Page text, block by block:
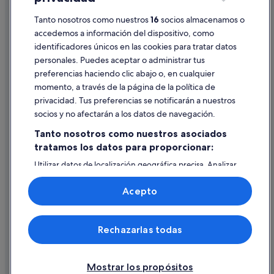
Hoteles de 3 estrellas en Dolores
Pensiones en Catral
Casas de campo en Dolores
Apartoteles en Almoradí
Alojamientos agroturísticos en Catral
Pensiones en Almoradí
Villas en Dolores
Complejos turísticos en Almoradí
Chalets en Dolores
Pautas sobre el contenido y cómo denunciar contenido
Ayuda
Cancelar un vuelo
Cancelar una reserva de hotel o de un alquiler vacacional
Utilizar un cupón de Expedia
Documentos para viajes internacionales
© 2026 Expedia, Inc., una empresa de Expedia Group. Todos los
derechos reservados. Expedia y el logotipo de Expedia son marcas
comerciales o marcas comerciales registradas de Expedia, Inc.
Tanto nosotros como nuestros16 socios almacenamos o
accedemos a información del dispositivo, como
identificadores únicos en las cookies para tratar datos
personales. Puedes aceptar o administrar tus
preferencias haciendo clic abajo o, en cualquier
momento, a través de la página de la política de
privacidad. Tus preferencias se notificarán a nuestros
socios y no afectarán a los datos de navegación.
Tanto nosotros como nuestros asociados
tratamos los datos para proporcionar:
Utilizar datos de localización geográfica precisa. Analizar
activamente las características del dispositivo para su
identificación. Almacenar la información en un dispositivo
y/o acceder a ella. Publicidad y contenido personalizados,
medición de publicidad y contenido, investigación de
audiencia y desarrollo de servicios.
Lista de asociados (proveedores)
Mostrar los propósitos
Rechazarlas todas
Acepto